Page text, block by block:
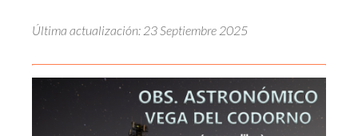
Última actualización: 23 Septiembre 2025